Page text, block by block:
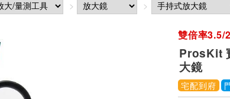
雙倍率3.5/
ProsKit
大鏡
宅配到府